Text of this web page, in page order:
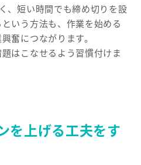
、短い時間でも締め切りを設
いう方法も、作業を始める
奮につながります。
はこなせるよう習慣付けま
を上げる工夫をす